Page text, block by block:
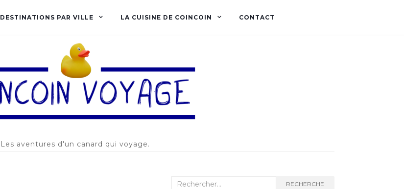
DESTINATIONS PAR VILLE LA CUISINE DE COINCOIN CONTACT
Les aventures d'un canard qui voyage.
Recherche : RECHERCHE